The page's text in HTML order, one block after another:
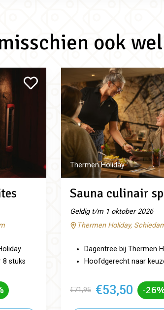
ook
8 stuks
Thermen Holiday
Sauna culinair
Geldig t/m 1 oktober 2026
Thermen Holiday,
Dagentree bij Thermen
Hoofdgerecht naar
€71,95 €53,50 -